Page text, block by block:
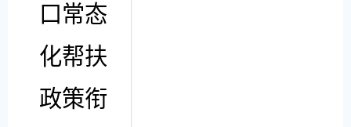
口常态
化帮扶
政策衔